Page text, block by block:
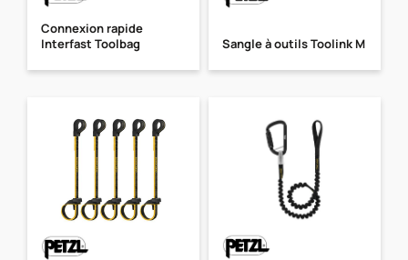
Connexion rapide
Interfast Toolbag
Sangle à outils Toolink M